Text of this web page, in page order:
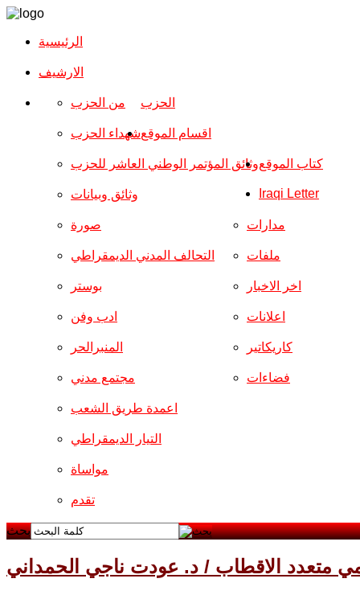
الرئيسية
الارشیف
الحزب من الحزب
شهداء الحزب
وثائق المؤتمر الوطني العاشر للحزب
وثائق وبيانات
اقسام الموقع
صورة
التحالف المدني الديمقراطي
بوستر
ادب وفن
المنبرالحر
مجتمع مدني
مدارات
ملفات
اخر الاخبار
اعلانات
كاريكاتير
فضاءات
اعمدة طريق الشعب
التيار الديمقراطي
مواساة
تقدم
كتاب الموقع
Iraqi Letter
بحث
متعدد الاقطاب / د. عودت ناجي الحمداني